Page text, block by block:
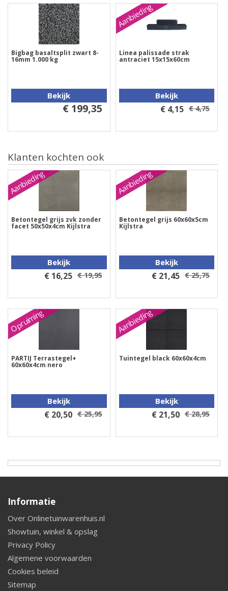
Bigbag basaltsplit zwart 8-
16mm 1.000 kg
Bekijk
€ 199,35
Aanbieding
Linea palissade strak
antraciet 15x15x60cm
Bekijk
€ 4,15 € 4,75
Klanten kochten ook
Aanbieding
Betontegel grijs zvk zonder
facet 50x50x4cm Kijlstra
Bekijk
€ 16,25 € 19,95
Aanbieding
Betontegel grijs 60x60x5cm
Kijlstra
Bekijk
€ 21,45 € 25,75
Opruiming
PARTIJ Terrastegel+
60x60x4cm nero
Bekijk
€ 20,50 € 25,95
Aanbieding
Tuintegel black 60x60x4cm
Bekijk
€ 21,50 € 28,95
Informatie
Over Onlinetuinwarenhuis.nl
Showtuin, winkel & opslag
Privacy Policy
Algemene voorwaarden
Cookies beleid
Sitemap